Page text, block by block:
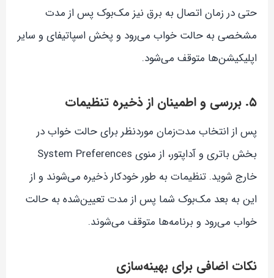
حتی در زمان اتصال به برق نیز مک‌بوک پس از مدت
مشخصی به حالت خواب می‌رود و پخش اسپاتیفای و سایر
اپلیکیشن‌ها متوقف می‌شود.
۵. بررسی و اطمینان از ذخیره تنظیمات
پس از انتخاب مدت‌زمان موردنظر برای حالت خواب در
بخش باتری و آداپتور، از منوی System Preferences
خارج شوید. تنظیمات به طور خودکار ذخیره می‌شوند و از
این به بعد مک‌بوک شما پس از مدت تعیین‌شده به حالت
خواب می‌رود و برنامه‌ها متوقف می‌شوند.
نکات اضافی برای بهینه‌سازی